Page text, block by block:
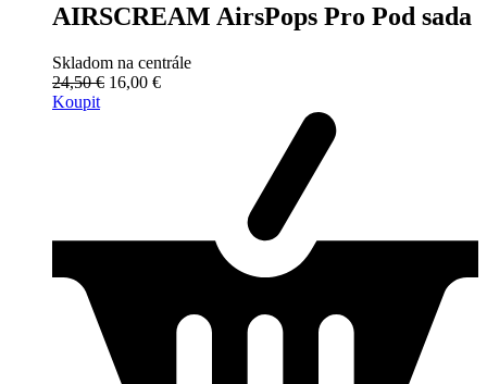
AIRSCREAM AirsPops Pro Pod sada
Skladom na centrále
24,50 € 16,00 €
Koupit